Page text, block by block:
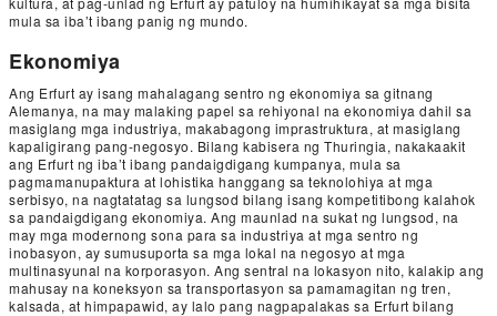
mula sa iba’t ibang panig ng mundo.
Ekonomiya
Ang Erfurt ay isang mahalagang sentro ng ekonomiya sa gitnang
Alemanya, na may malaking papel sa rehiyonal na ekonomiya dahil sa
masiglang mga industriya, makabagong imprastruktura, at masiglang
kapaligirang pang-negosyo. Bilang kabisera ng Thuringia, nakakaakit
ang Erfurt ng iba’t ibang pandaigdigang kumpanya, mula sa
pagmamanupaktura at lohistika hanggang sa teknolohiya at mga
serbisyo, na nagtatatag sa lungsod bilang isang kompetitibong kalahok
sa pandaigdigang ekonomiya. Ang maunlad na sukat ng lungsod, na
may mga modernong sona para sa industriya at mga sentro ng
inobasyon, ay sumusuporta sa mga lokal na negosyo at mga
multinasyunal na korporasyon. Ang sentral na lokasyon nito, kalakip ang
mahusay na koneksyon sa transportasyon sa pamamagitan ng tren,
kalsada, at himpapawid, ay lalo pang nagpapalakas sa Erfurt bilang